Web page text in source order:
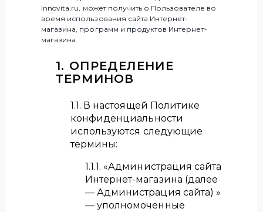
Серия Primo
с батарейным розжигом и дисплеем
Серия Amalfi
с закрытой камерой
Настенные котлы
Серия Perla Pro
с открытой камерой сгорания
Серия Perla Pro
с закрытой камерой сгорания
Innovita.ru, может получить о Пользователе во
время использования сайта Интернет-
магазина, программ и продуктов Интернет-
магазина.
1. ОПРЕДЕЛЕНИЕ
ТЕРМИНОВ
1.1. В настоящей Политике
конфиденциальности
используются следующие
термины:
1.1.1. «Администрация сайта
Интернет-магазина (далее
— Администрация сайта) »
— уполномоченные